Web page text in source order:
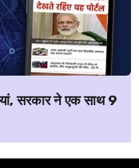
सरकार ने एक साथ 9